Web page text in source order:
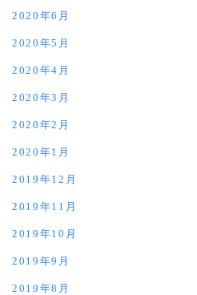
2020年6月
2020年5月
2020年4月
2020年3月
2020年2月
2020年1月
2019年12月
2019年11月
2019年10月
2019年9月
2019年8月